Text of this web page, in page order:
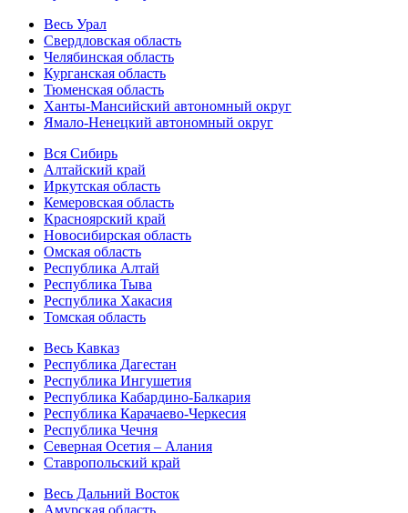
Весь Урал
Свердловская область
Челябинская область
Курганская область
Тюменская область
Ханты-Мансийский автономный округ
Ямало-Ненецкий автономный округ
Вся Сибирь
Алтайский край
Иркутская область
Кемеровская область
Красноярский край
Новосибирская область
Омская область
Республика Алтай
Республика Тыва
Республика Хакасия
Томская область
Весь Кавказ
Республика Дагестан
Республика Ингушетия
Республика Кабардино-Балкария
Республика Карачаево-Черкесия
Республика Чечня
Северная Осетия – Алания
Ставропольский край
Весь Дальний Восток
Амурская область